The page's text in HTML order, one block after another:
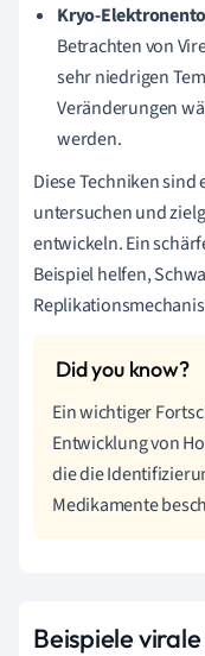
Kryo-
Betrachten von
sehr niedrigen
Veränderungen
werden.
Diese Techniken sind
untersuchen und
entwickeln. Ein
Beispiel helfen,
Ein wichtiger
Entwicklung von
die die
Medikamente
Beispiele